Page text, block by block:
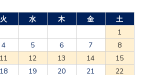
火 水 木 金
土
1
4 5 6 7
8
11 12 13 14
15
18 19 20 21
22